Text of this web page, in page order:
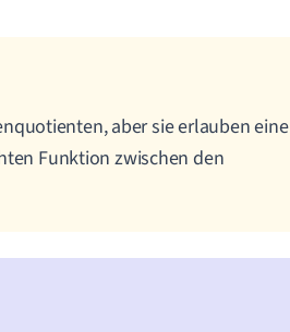
aber sie erlauben eine
Funktion zwischen den